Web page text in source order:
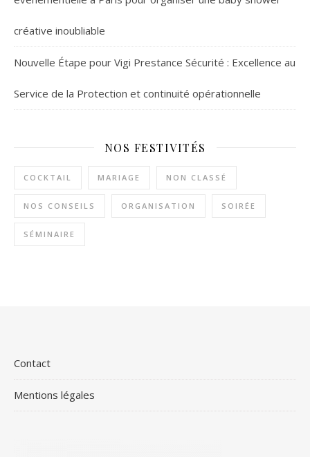
créative inoubliable
Nouvelle Étape pour Vigi Prestance Sécurité : Excellence au
Service de la Protection et continuité opérationnelle
NOS FESTIVITÉS
COCKTAIL MARIAGE NON CLASSÉ
NOS CONSEILS ORGANISATION SOIRÉE
SÉMINAIRE
Contact
Mentions légales